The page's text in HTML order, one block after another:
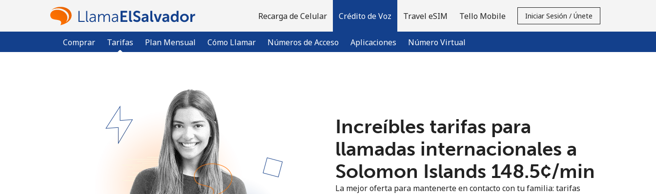
Recarga de Celular Crédito de Voz
Comprar Tarifas Plan Mensual Cómo Llamar Números de Acceso Aplicaciones Número Virtual
Travel eSIM Tello Mobile Iniciar Sesión / Únete
¿Ya tienes una cuenta? Inicia sesión →
Regístrate con
Increíbles tarifas para
llamadas internacionales a
Solomon Islands ⁦148.5¢⁩/min
La mejor oferta para mantenerte en contacto con tu familia: tarifas